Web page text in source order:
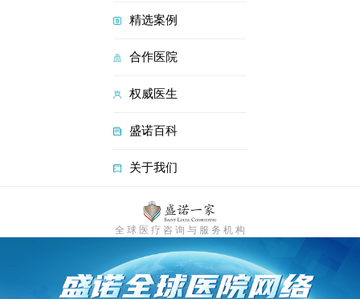
精选案例
合作医院
权威医生
盛诺百科
关于我们
全 球 医 疗 咨 询 与 服 务 机 构